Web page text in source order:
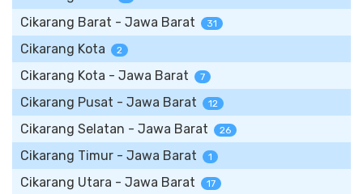
Cikarang Barat - Jawa Barat 31
Cikarang Kota 2
Cikarang Kota - Jawa Barat 7
Cikarang Pusat - Jawa Barat 12
Cikarang Selatan - Jawa Barat 26
Cikarang Timur - Jawa Barat 1
Cikarang Utara - Jawa Barat 17